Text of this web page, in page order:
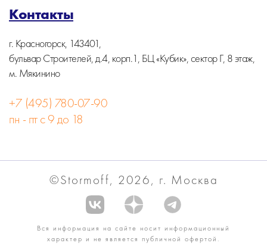
Контакты
г. Красногорск, 143401,
бульвар Строителей, д.4, корп.1, БЦ «Кубик», сектор Г, 8 этаж,
м. Мякинино
+7 (495) 780-07-90
пн - пт с 9 до 18
©Stormoff, 2026, г. Москва
Вся информация на сайте носит информационный
характер и не является публичной офертой.